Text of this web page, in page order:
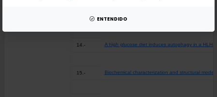
ENTENDIDO
Molecular Cloning and Exploration of the
14.- A high glucose diet induces autophagy in a
15.- Biochemical characterization and structural